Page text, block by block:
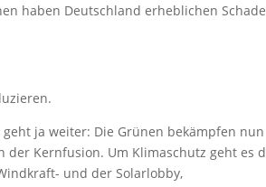
haben Deutschland erheblichen
ja weiter: Die Grünen bekämpfen nun
Kernfusion. Um Klimaschutz geht es
und der Solarlobby,